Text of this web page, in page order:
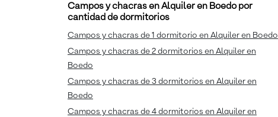
Campos y chacras en Alquiler en Boedo por
cantidad de dormitorios
Campos y chacras de 1 dormitorio en Alquiler en Boedo
Campos y chacras de 2 dormitorios en Alquiler en
Boedo
Campos y chacras de 3 dormitorios en Alquiler en
Boedo
Campos y chacras de 4 dormitorios en Alquiler en